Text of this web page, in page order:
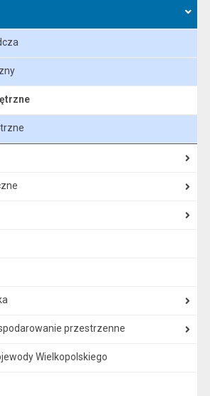
przestrzenne
Wielkopolskiego